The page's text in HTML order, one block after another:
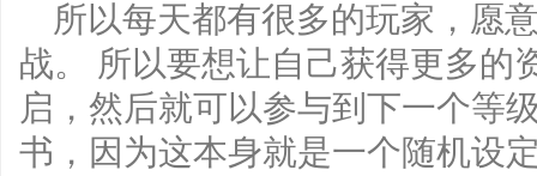
所以每天都有很多的玩家，愿
战。 所以要想让自己获得更多的
启，然后就可以参与到下一个等
书，因为这本身就是一个随机设